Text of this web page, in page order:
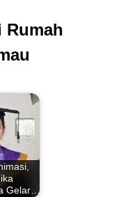
Gelar…